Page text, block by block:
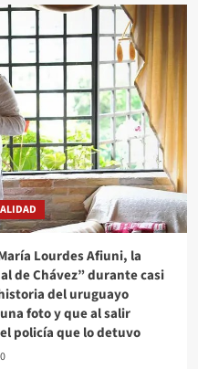
Lourdes Afiuni, la
de Chávez” durante casi
del uruguayo
foto y que al salir
policía que lo detuvo
0